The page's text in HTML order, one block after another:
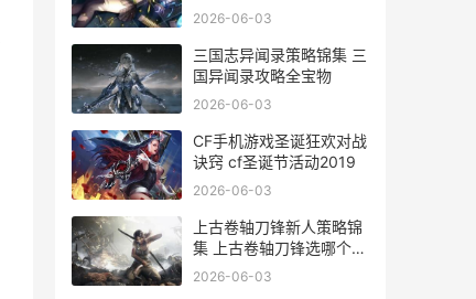
2026-06-03
三国志异闻录策略锦集 三
国异闻录攻略全宝物
2026-06-03
CF手机游戏圣诞狂欢对战
诀窍 cf圣诞节活动2019
2026-06-03
上古卷轴刀锋新人策略锦
集 上古卷轴刀锋选哪个厉
害
2026-06-03